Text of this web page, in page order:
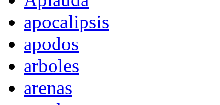
apocalipsis
apodos
arboles
arenas